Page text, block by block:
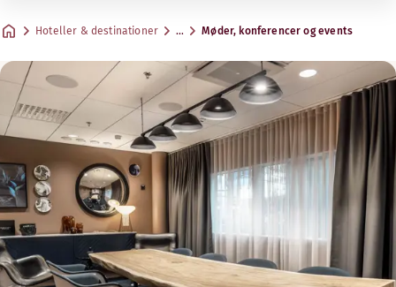
Hoteller & destinationer … Møder, konferencer og events